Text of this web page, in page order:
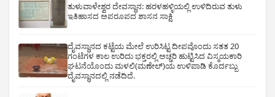
ತುಳುವಾಳೇಶ್ವರ ದೇವಸ್ಥಾನ: ಹರಳಹಳ್ಳಿಯಲ್ಲಿ ಉಳಿದಿರುವ ತುಳು
ಇತಿಹಾಸದ ಅಪರೂಪದ ಶಾಸನ ಸಾಕ್ಷಿ
ದೈವಸ್ಥಾನದ ಕಟ್ಟೆಯ ಮೇಲೆ ಉರಿಸಿಟ್ಟ ದೀಪವೊಂದು ಸತತ 20
ಗಂಟೆಗಳ ಕಾಲ ಉರಿದು ಭಕ್ತರಲ್ಲಿ ಅಚ್ಚರಿ ಹುಟ್ಟಿಸಿದ ವಿಸ್ಮಯಕಾರಿ
ಘಟನೆಯೊಂದು ಮಳಲಿ(ಮಣೇಲ್)ಯ ಉಳಿಪಾಡಿ ಕೊರ್ದಬ್ಬು
ದೈವಸ್ಥಾನದಲ್ಲಿ ನಡೆದಿದೆ.